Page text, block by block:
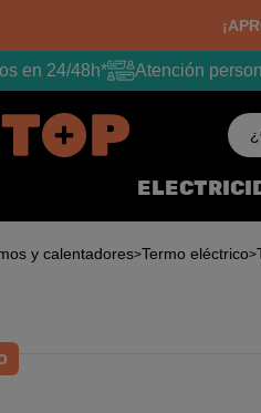
en 24/48h* Atención
y calentadores Termo eléctrico